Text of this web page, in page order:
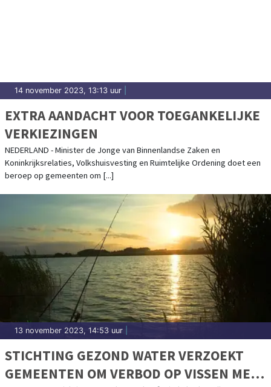
14 november 2023, 13:13 uur
EXTRA AANDACHT VOOR TOEGANKELIJKE
VERKIEZINGEN
NEDERLAND - Minister de Jonge van Binnenlandse Zaken en
Koninkrijksrelaties, Volkshuisvesting en Ruimtelijke Ordening doet een
beroep op gemeenten om [...]
13 november 2023, 14:53 uur
STICHTING GEZOND WATER VERZOEKT
GEMEENTEN OM VERBOD OP VISSEN MET